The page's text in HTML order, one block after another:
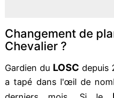
Changement de
Chevalier ?
Gardien du LOSC depuis
a tapé dans l'œil de